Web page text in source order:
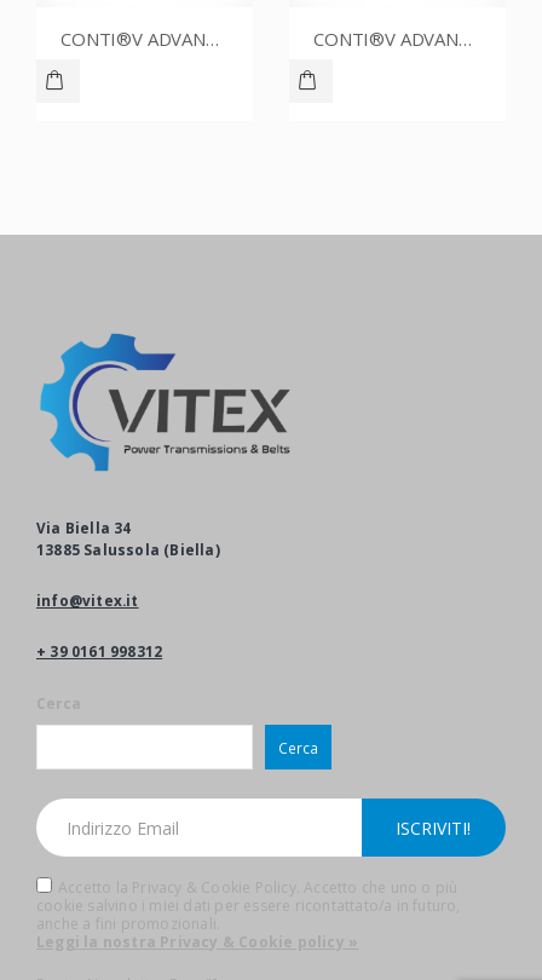
Via Biella 34
13885 Salussola (Biella)
info@vitex.it
+ 39 0161 998312
Cerca
Cerca
Accetto la Privacy & Cookie Policy. Accetto che uno o più
cookie salvino i miei dati per essere ricontattato/a in futuro,
anche a fini promozionali.
Leggi la nostra Privacy & Cookie policy »